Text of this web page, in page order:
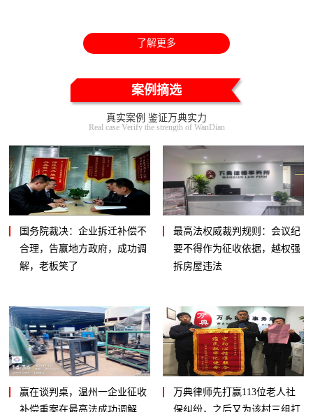
了解更多
案例摘选
真实案例 鉴证万典实力
Real case Verify the strength of WanDian
国务院裁决：企业拆迁补偿不
合理，告赢地方政府，成功调
解，老板笑了
最高法权威裁判规则：会议纪
要不得作为征收依据，越权强
拆房屋违法
赢在谈判桌，温州一企业征收
补偿重案在最高法成功调解
万典律师先打赢113位老人社
保纠纷，之后又为该村三组打